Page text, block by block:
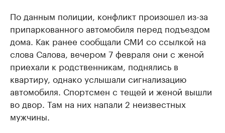
По данным полиции, конфликт произошел из-за
припаркованного автомобиля перед подъездом
дома. Как ранее сообщали СМИ со ссылкой на
слова Салова, вечером 7 февраля они с женой
приехали к родственникам, поднялись в
квартиру, однако услышали сигнализацию
автомобиля. Спортсмен с тещей и женой вышли
во двор. Там на них напали 2 неизвестных
мужчины.